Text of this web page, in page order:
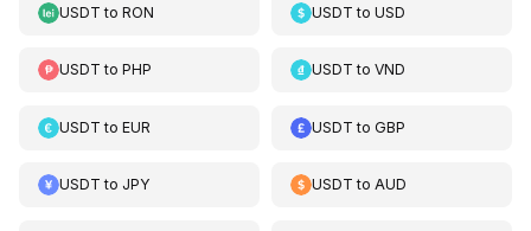
USDT to RON USDT toUSD
USDT to PHP USDT toVND
USDT to EUR USDT toGBP
USDT to JPY USDT toAUD